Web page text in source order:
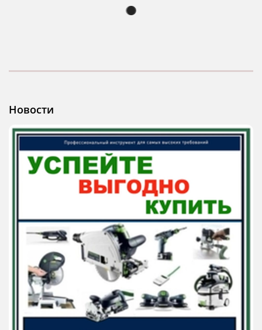
Новости